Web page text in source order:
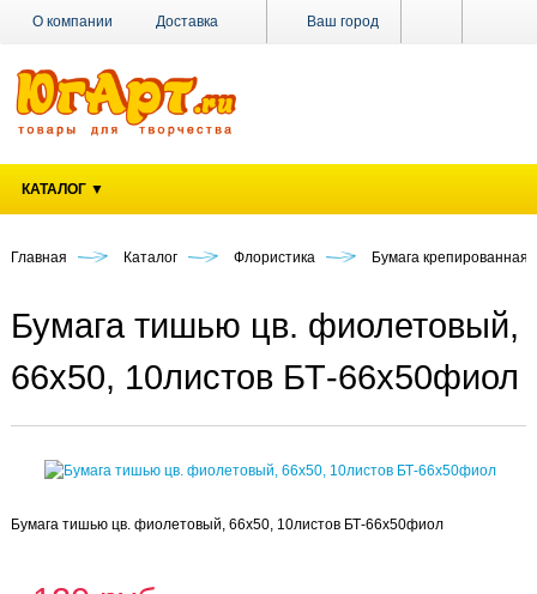
Ваш город
О компании Доставка
Наши магазины Новости
КАТАЛОГ ▼
Главная Каталог Флористика Бумага
Бумага тишью цв. фиолетовый,
66х50, 10листов БТ-66х50фиол
Бумага тишью цв. фиолетовый, 66х50, 10листов БТ-66х50фиол